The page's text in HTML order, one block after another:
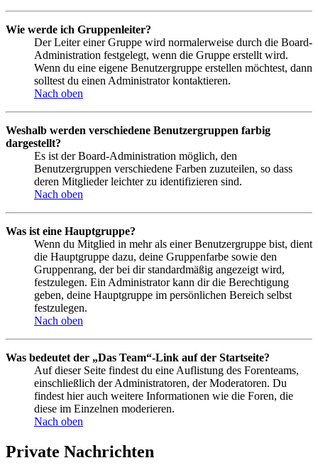
Wie werde ich Gruppenleiter?
Der Leiter einer Gruppe wird normalerweise durch die Board-
Administration festgelegt, wenn die Gruppe erstellt wird.
Wenn du eine eigene Benutzergruppe erstellen möchtest, dann
solltest du einen Administrator kontaktieren.
Nach oben
Weshalb werden verschiedene Benutzergruppen farbig
dargestellt?
Es ist der Board-Administration möglich, den
Benutzergruppen verschiedene Farben zuzuteilen, so dass
deren Mitglieder leichter zu identifizieren sind.
Nach oben
Was ist eine Hauptgruppe?
Wenn du Mitglied in mehr als einer Benutzergruppe bist, dient
die Hauptgruppe dazu, deine Gruppenfarbe sowie den
Gruppenrang, der bei dir standardmäßig angezeigt wird,
festzulegen. Ein Administrator kann dir die Berechtigung
geben, deine Hauptgruppe im persönlichen Bereich selbst
festzulegen.
Nach oben
Was bedeutet der „Das Team“-Link auf der Startseite?
Auf dieser Seite findest du eine Auflistung des Forenteams,
einschließlich der Administratoren, der Moderatoren. Du
findest hier auch weitere Informationen wie die Foren, die
diese im Einzelnen moderieren.
Nach oben
Private Nachrichten